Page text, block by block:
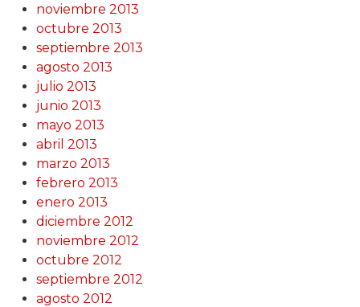
noviembre 2013
octubre 2013
septiembre 2013
agosto 2013
julio 2013
junio 2013
mayo 2013
abril 2013
marzo 2013
febrero 2013
enero 2013
diciembre 2012
noviembre 2012
octubre 2012
septiembre 2012
agosto 2012